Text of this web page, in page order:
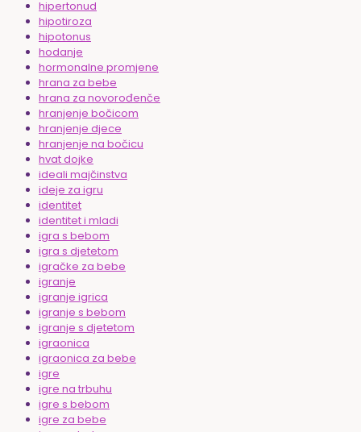
hipertonud
hipotiroza
hipotonus
hodanje
hormonalne promjene
hrana za bebe
hrana za novorođenče
hranjenje bočicom
hranjenje djece
hranjenje na bočicu
hvat dojke
ideali majčinstva
ideje za igru
identitet
identitet i mladi
igra s bebom
igra s djetetom
igračke za bebe
igranje
igranje igrica
igranje s bebom
igranje s djetetom
igraonica
igraonica za bebe
igre
igre na trbuhu
igre s bebom
igre za bebe